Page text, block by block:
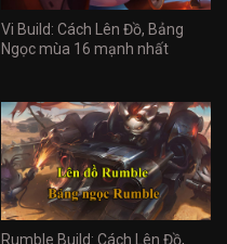
Vi Build: Cách Lên Đồ, Bảng
Ngọc mùa 16 mạnh nhất
Rumble Build: Cách Lên Đồ,